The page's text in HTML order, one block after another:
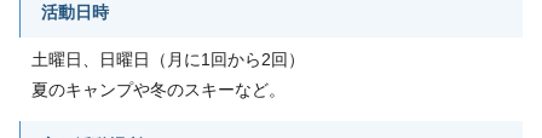
活動日時
土曜日、日曜日（月に1回から2回）
夏のキャンプや冬のスキーなど。